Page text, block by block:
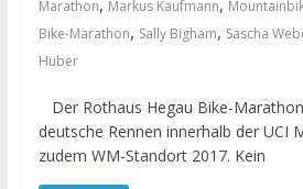
Marathon Markus Kaufmann
Bike-Marathon, Sally Bigham, Sascha
Huber
Der Rothaus Hegau Bike-
deutsche Rennen innerhalb der UCI
zudem WM-Standort 2017. Kein